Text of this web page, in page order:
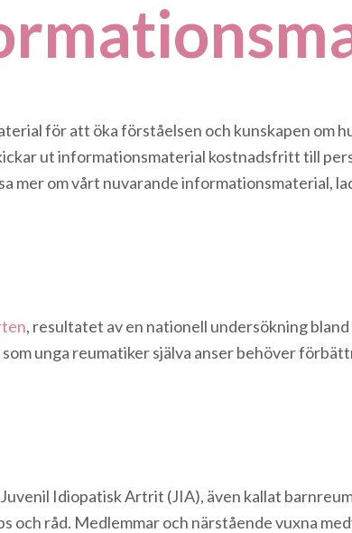
för att öka förståelsen och kunskapen om
ut informationsmaterial kostnadsfritt till
mer om vårt nuvarande informationsmaterial,
, resultatet av en nationell undersökning
unga reumatiker själva anser behöver
Idiopatisk Artrit (JIA), även kallat
och råd. Medlemmar och närstående vuxna